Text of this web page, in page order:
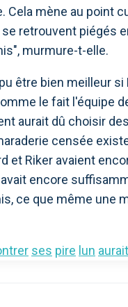
mène au point
retrouvent piégés
murmure-t-elle.
être bien meilleur
le fait l'équipe
aurait dû choisir
censée
et Riker avaient
encore
ce que même une
ses pire lun aurait